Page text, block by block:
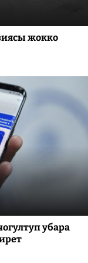
жокко
убара